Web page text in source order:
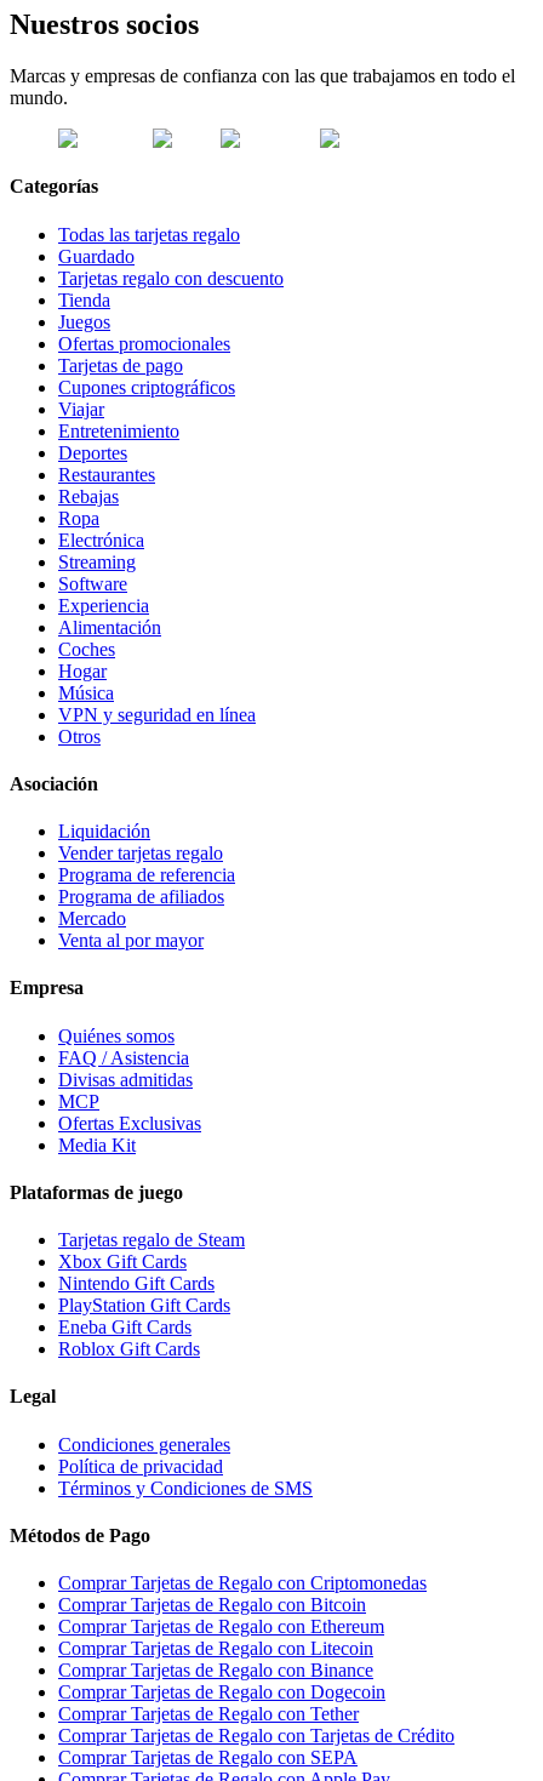
Nuestros socios
Marcas y empresas de confianza con las que trabajamos en todo el
mundo.
Categorías
Todas las tarjetas regalo
Guardado
Tarjetas regalo con descuento
Tienda
Juegos
Ofertas promocionales
Tarjetas de pago
Cupones criptográficos
Viajar
Entretenimiento
Deportes
Restaurantes
Rebajas
Ropa
Electrónica
Streaming
Software
Experiencia
Alimentación
Coches
Hogar
Música
VPN y seguridad en línea
Otros
Asociación
Liquidación
Vender tarjetas regalo
Programa de referencia
Programa de afiliados
Mercado
Venta al por mayor
Empresa
Quiénes somos
FAQ / Asistencia
Divisas admitidas
MCP
Ofertas Exclusivas
Media Kit
Plataformas de juego
Tarjetas regalo de Steam
Xbox Gift Cards
Nintendo Gift Cards
PlayStation Gift Cards
Eneba Gift Cards
Roblox Gift Cards
Legal
Condiciones generales
Política de privacidad
Términos y Condiciones de SMS
Métodos de Pago
Comprar Tarjetas de Regalo con Criptomonedas
Comprar Tarjetas de Regalo con Bitcoin
Comprar Tarjetas de Regalo con Ethereum
Comprar Tarjetas de Regalo con Litecoin
Comprar Tarjetas de Regalo con Binance
Comprar Tarjetas de Regalo con Dogecoin
Comprar Tarjetas de Regalo con Tether
Comprar Tarjetas de Regalo con Tarjetas de Crédito
Comprar Tarjetas de Regalo con SEPA